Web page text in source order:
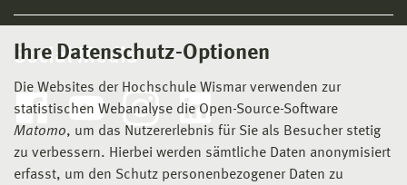
Ihre Datenschutz-Optionen
Die Websites der Hochschule Wismar verwenden zur
statistischen Webanalyse die Open-Source-Software
Matomo, um das Nutzererlebnis für Sie als Besucher stetig
zu verbessern. Hierbei werden sämtliche Daten anonymisiert
erfasst, um den Schutz personenbezogener Daten zu
Social Media